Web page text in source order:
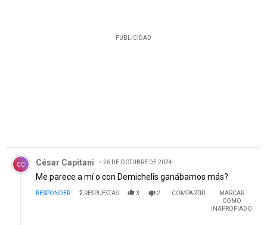
PUBLICIDAD
Comentario de César Capitani.
CC César Capitani 26 DE OCTUBRE DE 2024
Me parece a mí o con Demichelis ganábamos más?
RESPONDER 2 RESPUESTAS 3 2 COMPARTIR
MARCAR
COMO
INAPROPIADO